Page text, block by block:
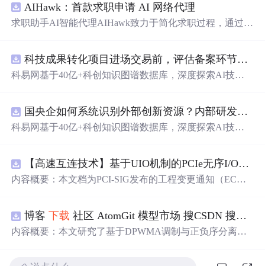
AIHawk：首款求职申请 AI 网络代理
求职助手AI智能代理AIHawk致力于简化求职过程，通过自
科技成果转化项目进场交易前，评估备案环节需要准备哪些材料？.docx
科易网基于40亿+科创知识图谱数据库，深度探索AI技术
新领域的AI+数智化解决方案，推动科技创新与产业创新
智能化发展。
国央企如何系统识别外部创新资源？内部研发体系完善，但对外部高校、中小科技企业技术能力缺乏动态认知。.docx
科易网基于40亿+科创知识图谱数据库，深度探索AI技术
新领域的AI+数智化解决方案，推动科技创新与产业创新
智能化发展。
【高速互连技术】基于UIO机制的PCIe无序I/O扩展：多路径架构下内存请求的高性能传输与排序控制方案设计
内容概要：本文档为PCI-SIG发布的工程变更通知（EC
规则对多路径拓扑和高性能IO系统的限制。UIO基于Flit模
式，定义了一套新的TLP（事务层包）类型和规则，允许
博客下载 社区 AtomGit 模型市场 搜CSDN 搜索 AI 搜索 会员中心 创作中心 基于DPWMA调制与正负序分离的ANPC三电平并网逆变器前馈控制策略研究（Simulink仿真实现）
内容概要：本文研究了基于DPWMA调制与正负序分离的